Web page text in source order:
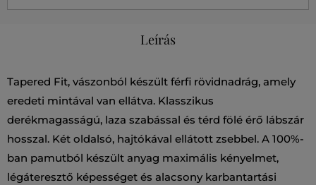
Leírás
Tapered Fit, vászonból készült férfi rövidnadrág, amely
eredeti mintával van ellátva. Klasszikus
derékmagasságú, laza szabással és térd fölé érő lábszár
hosszal. Két oldalsó, hajtókával ellátott zsebbel. A 100%-
ban pamutból készült anyag maximális kényelmet,
légáteresztő képességet és alacsony karbantartási